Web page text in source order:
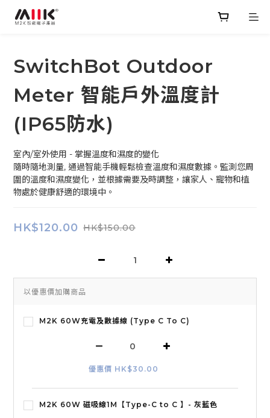
SwitchBot Outdoor
Meter 智能戶外溫度計
(IP65防水)
室內/室外使用 - 掌握溫度和濕度的變化
隨時隨地測量, 通過智能手機輕鬆檢查溫度和濕度數據。監測您周
圍的溫度和濕度變化，並根據需要及時調整，讓家人、寵物和植
物處於健康舒適的環境中。
HK$120.00 HK$150.00
以優惠價加購商品
M2K 60W充電及數據線 (Type C To C)
優惠價 HK$30.00
M2K 60W 磁吸線1M【Type-C to C 】- 灰藍色